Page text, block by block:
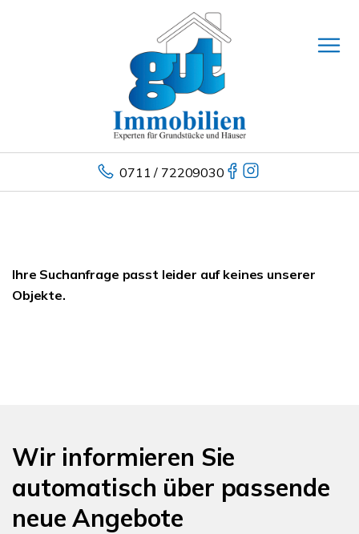
0711 / 72209030
Ihre Suchanfrage passt leider auf keines unserer
Objekte.
Wir informieren Sie
automatisch über passende
neue Angebote